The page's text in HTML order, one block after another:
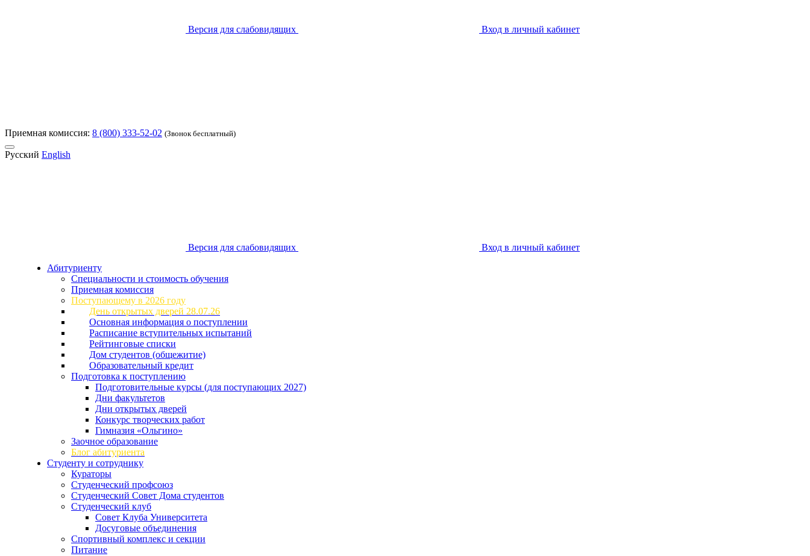
Версия для слабовидящих Вход в личный кабинет
Приемная комиссия: 8 (800) 333-52-02 (Звонок бесплатный)
Русский English
Версия для слабовидящих
Вход в личный кабинет
Абитуриенту
Специальности и стоимость обучения
Приемная комиссия
Поступающему в 2026 году
День открытых дверей 28.07.26
Основная информация о поступлении
Расписание вступительных испытаний
Рейтинговые списки
Дом студентов (общежитие)
Образовательный кредит
Подготовка к поступлению
Подготовительные курсы (для поступающих 2027)
Дни факультетов
Дни открытых дверей
Конкурс творческих работ
Гимназия «Ольгино»
Заочное образование
Блог абитуриента
Студенту и сотруднику
Кураторы
Студенческий профсоюз
Студенческий Совет Дома студентов
Студенческий клуб
Совет Клуба Университета
Досуговые объединения
Спортивный комплекс и секции
Питание